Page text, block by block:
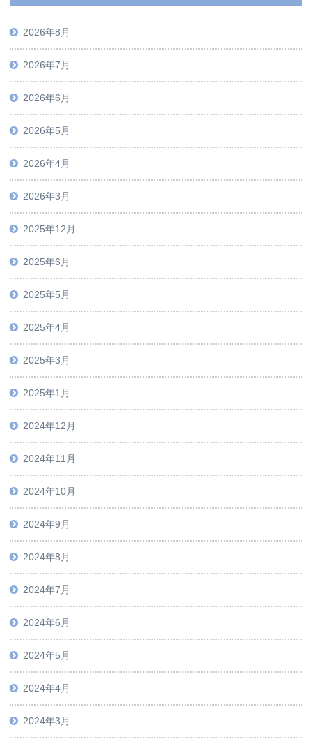
2026年8月
2026年7月
2026年6月
2026年5月
2026年4月
2026年3月
2025年12月
2025年6月
2025年5月
2025年4月
2025年3月
2025年1月
2024年12月
2024年11月
2024年10月
2024年9月
2024年8月
2024年7月
2024年6月
2024年5月
2024年4月
2024年3月